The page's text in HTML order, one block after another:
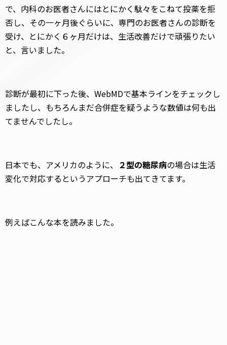
で、内科のお医者さんにはとにかく駄々をこねて投薬を拒
否し、その一ヶ月後ぐらいに、専門のお医者さんの診断を
受け、とにかく６ヶ月だけは、生活改善だけで頑張りたい
と、言いました。
診断が最初に下った後、WebMDで基本ラインをチェックし
ましたし、もちろんまだ合併症を疑うような数値は何も出
てませんでしたし。
日本でも、アメリカのように、 ２型の糖尿病の場合は生活
変化で対応するというアプローチも出てきてます。
例えばこんな本を読みました。